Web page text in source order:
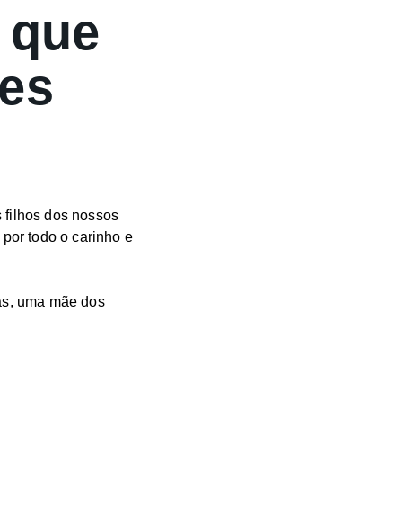
filhos dos nossos
todo o carinho e
uma mãe dos